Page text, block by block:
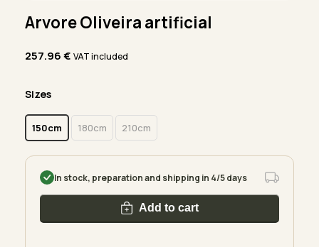
Arvore Oliveira artificial
257.96€ VAT included
Sizes
150cm 180cm 210cm
In stock, preparation and shipping in 4/5 days
Add to cart